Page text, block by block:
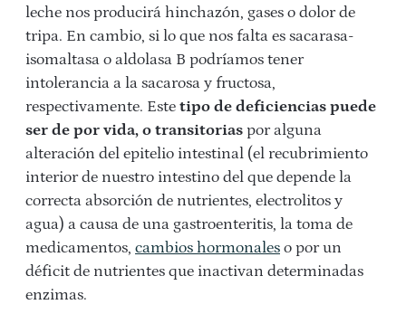
leche nos producirá hinchazón, gases o dolor de
tripa. En cambio, si lo que nos falta es sacarasa-
isomaltasa o aldolasa B podríamos tener
intolerancia a la sacarosa y fructosa,
respectivamente. Este tipo de deficiencias puede
ser de por vida, o transitorias por alguna
alteración del epitelio intestinal (el recubrimiento
interior de nuestro intestino del que depende la
correcta absorción de nutrientes, electrolitos y
agua) a causa de una gastroenteritis, la toma de
medicamentos, cambios hormonales o por un
déficit de nutrientes que inactivan determinadas
enzimas.